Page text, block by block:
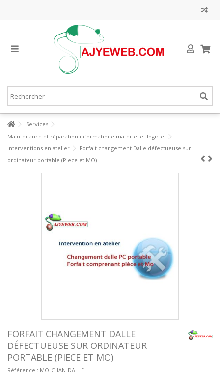
Services
Maintenance et réparation informatique matériel et logiciel
Interventions en atelier
Forfait changement Dalle défectueuse sur
ordinateur portable (Piece et MO)
FORFAIT CHANGEMENT DALLE
DÉFECTUEUSE SUR ORDINATEUR
PORTABLE (PIECE ET MO)
Référence : MO-CHAN-DALLE